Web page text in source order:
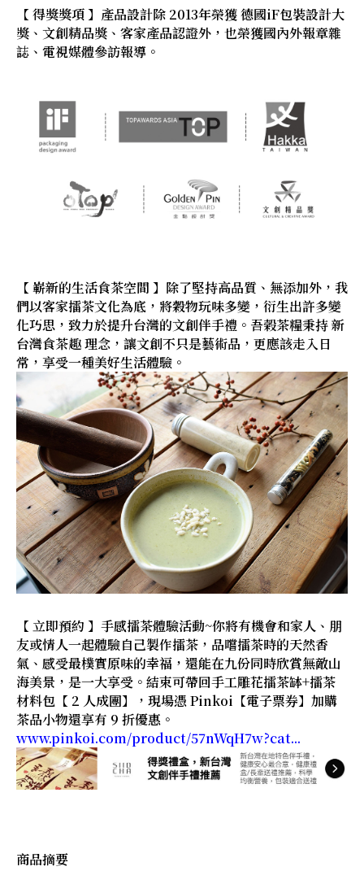
【 得獎獎項 】產品設計除 2013年榮獲 德國iF包裝設計大
獎、文創精品獎、客家產品認證外，也榮獲國內外報章雜
誌、電視媒體參訪報導。
【 嶄新的生活食茶空間 】除了堅持高品質、無添加外，我
們以客家擂茶文化為底，將穀物玩味多變，衍生出許多變
化巧思，致力於提升台灣的文創伴手禮。吾榖茶糧秉持 新
台灣食茶趣 理念，讓文創不只是藝術品，更應該走入日
常，享受一種美好生活體驗。
【 立即預約 】手感擂茶體驗活動~你將有機會和家人、朋
友或情人一起體驗自己製作擂茶，品嚐擂茶時的天然香
氣、感受最樸實原味的幸福，還能在九份同時欣賞無敵山
海美景，是一大享受。結束可帶回手工雕花擂茶缽+擂茶
材料包【 2 人成團】，現場憑 Pinkoi【電子票券】加購
茶品小物還享有 9 折優惠。
www.pinkoi.com/product/57nWqH7w?cat...
商品摘要